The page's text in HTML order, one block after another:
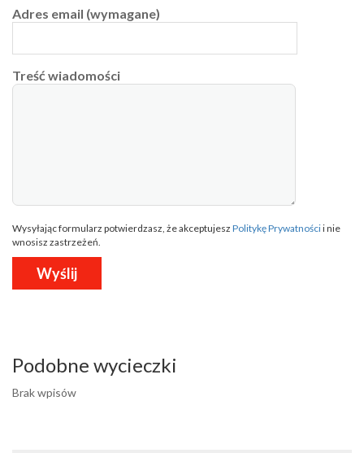
Adres email (wymagane)
Treść wiadomości
Wysyłając formularz potwierdzasz, że akceptujesz Politykę Prywatnościi nie
wnosisz zastrzeżeń.
Podobne wycieczki
Brak wpisów